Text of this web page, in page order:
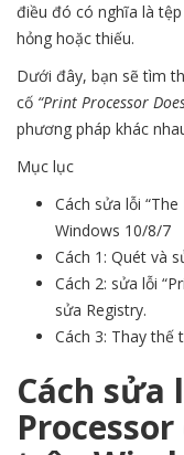
điều đó có nghĩa là tệp
hỏng hoặc thiếu.
Dưới đây, bạn sẽ tìm
cố “Print Processor
phương pháp khác
Mục lục
Cách sửa lỗi
Windows 10/8/7
Cách 1: Quét và
Cách 2: sửa lỗi
sửa Registry.
Cách 3: Thay thế
Cách sửa